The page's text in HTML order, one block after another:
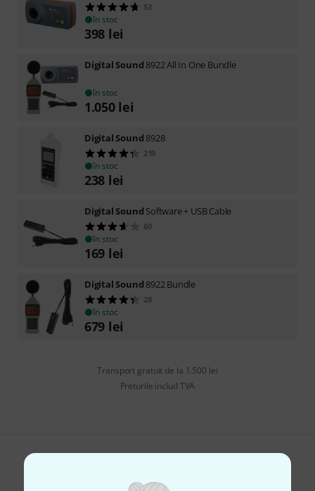
53
în stoc
398 lei
Digital Sound 8922 All In One Bundle
în stoc
1.050 lei
Digital Sound 8928
219
în stoc
238 lei
Digital Sound Software + USB Cable
60
în stoc
169 lei
Digital Sound 8922 Bundle
28
în stoc
679 lei
Transport gratuit de la 1.500 lei
Preturile includ TVA